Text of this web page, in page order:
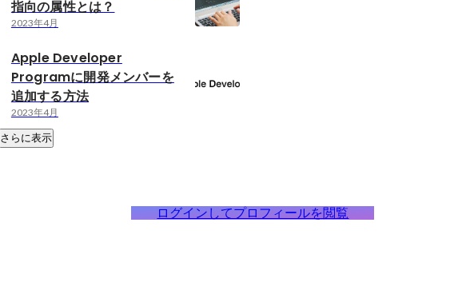
指向の属性とは？
2023年4月
Apple Developer
Programに開発メンバーを
追加する方法
2023年4月
さらに表示
ログインしてプロフィールを閲覧